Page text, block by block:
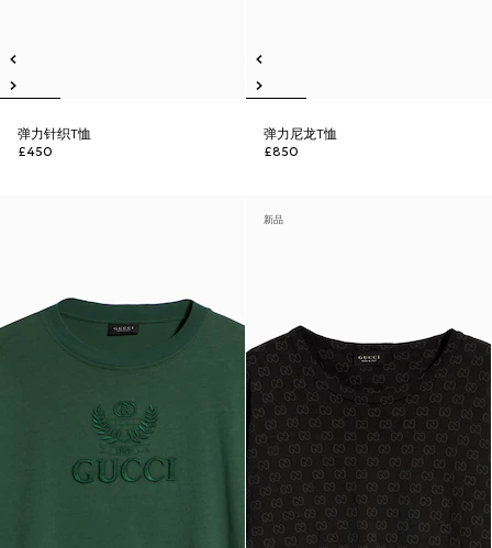
弹力针织T恤
£450
弹力尼龙T恤
£850
新品